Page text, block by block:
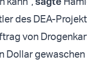
des DEA-
von
gewaschen